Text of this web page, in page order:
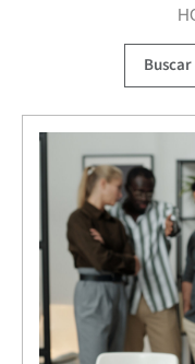
Buscar: